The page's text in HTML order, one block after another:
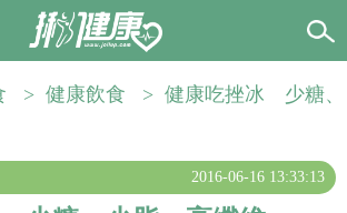
> 健康飲食 > 健康吃挫冰 少糖、
2016-06-16 13:33:13